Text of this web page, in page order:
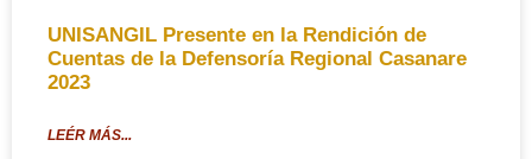
UNISANGIL Presente en la Rendición de
Cuentas de la Defensoría Regional Casanare
2023
LEÉR MÁS...